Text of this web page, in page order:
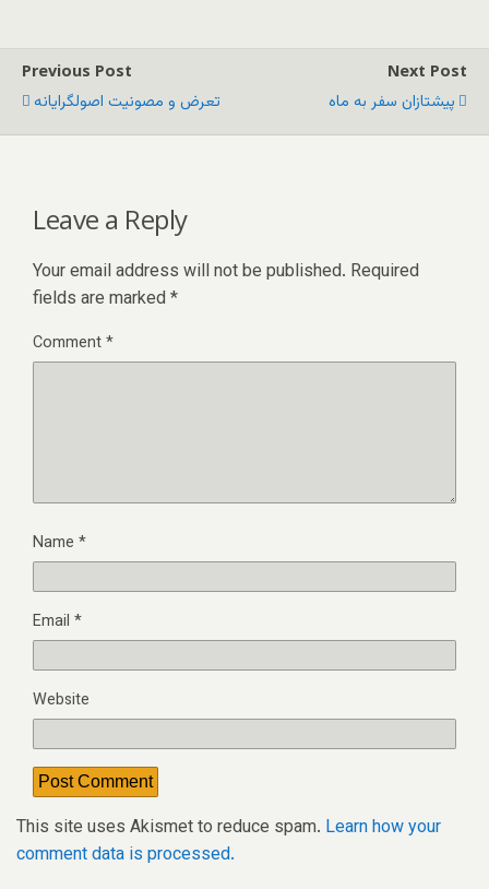
Previous Post
تعرض و مصونیت اصولگرایانه
Next Post
پیشتازان سفر به ماه
Leave a Reply
Your email address will not be published. Required
fields are marked *
Comment*
Name *
Email *
Website
This site uses Akismet to reduce spam. Learn how your
comment data is processed.